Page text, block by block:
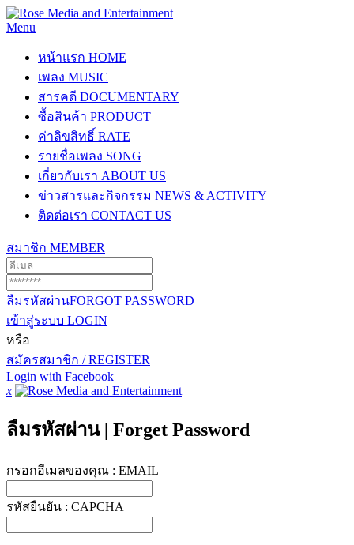
Menu
หน้าแรก HOME
เพลง MUSIC
สารคดี DOCUMENTARY
ซื้อสินค้า PRODUCT
ค่าลิขสิทธิ์ RATE
รายชื่อเพลง SONG
เกี่ยวกับเรา ABOUT US
ข่าวสารและกิจกรรม NEWS & ACTIVITY
ติดต่อเรา CONTACT US
สมาชิก MEMBER
ลืมรหัสผ่านFORGOT PASSWORD
เข้าสู่ระบบ LOGIN
หรือ
สมัครสมาชิก / REGISTER
Login with Facebook
x
ลืมรหัสผ่าน | Forget Password
กรอกอีเมลของคุณ : EMAIL
รหัสยืนยัน : CAPCHA